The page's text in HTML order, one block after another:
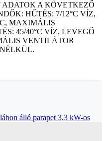
A KÖVETKEZŐ
HŰTÉS: 7/12°C VÍZ,
MAXIMÁLIS
45/40°C VÍZ, LEVEGŐ
VENTILÁTOR